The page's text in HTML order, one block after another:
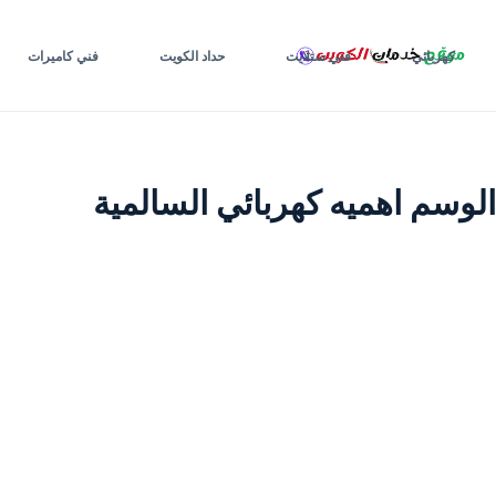
المحتوى
كهربائي فني ستلايت حداد الكويت فني كاميرات
الوسم اهميه كهربائي السالمية